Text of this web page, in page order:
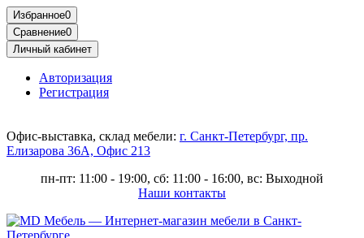
Избранное0
Сравнение0
Личный кабинет
Авторизация
Регистрация
Офис-выставка, склад мебели: г. Санкт-Петербург, пр.
Елизарова 36А, Офис 213
пн-пт: 11:00 - 19:00, сб: 11:00 - 16:00, вс: Выходной
Наши контакты